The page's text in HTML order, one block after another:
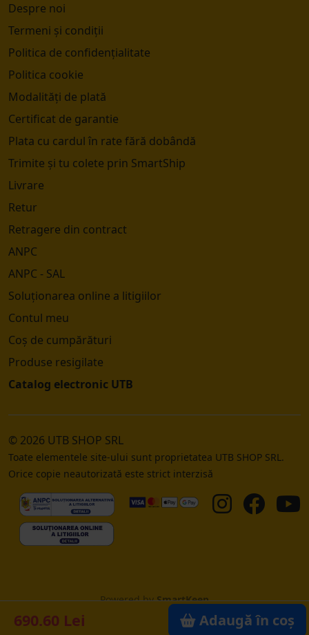
Despre noi
Termeni și condiții
Politica de confidențialitate
Politica cookie
Modalități de plată
Certificat de garantie
Plata cu cardul în rate fără dobândă
Trimite și tu colete prin SmartShip
Livrare
Retur
Retragere din contract
ANPC
ANPC - SAL
Soluționarea online a litigiilor
Contul meu
Coș de cumpărături
Produse resigilate
Catalog electronic UTB
© 2026 UTB SHOP SRL
Toate elementele site-ului sunt proprietatea UTB SHOP SRL.
Orice copie neautorizată este strict interzisă
Powered bySmartKeep
690.60 Lei Adaugă în coș